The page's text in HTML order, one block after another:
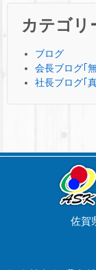
カテゴリ
ブログ
会長ブログ｢
社長ブログ｢
佐賀